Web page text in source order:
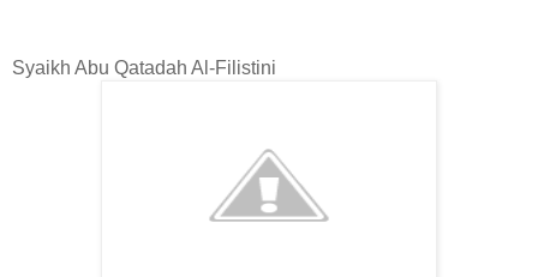
Syaikh Abu Qatadah Al-Filistini